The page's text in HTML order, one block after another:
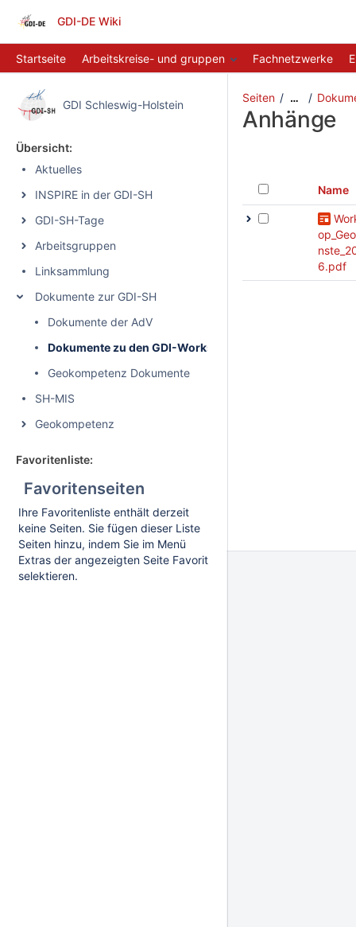
GDI-DE Wiki
Startseite Arbeitskreise- und gruppen Fachnetzwerke
GDI Schleswig-Holstein
Übersicht:
Aktuelles
INSPIRE in der GDI-SH
GDI-SH-Tage
Arbeitsgruppen
Linksammlung
Dokumente zur GDI-SH
Dokumente der AdV
Dokumente zu den GDI-Workshop
Geokompetenz Dokumente
SH-MIS
Geokompetenz
Favoritenliste:
Favoritenseiten
Ihre Favoritenliste enthält derzeit
keine Seiten. Sie fügen dieser Liste
Seiten hinzu, indem Sie im Menü
Extras der angezeigten Seite Favorit
selektieren.
Seiten …
Anhänge
Name
6.pdf